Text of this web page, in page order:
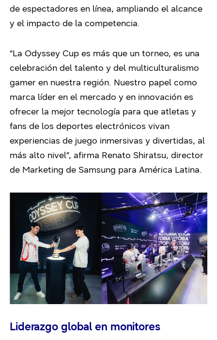
de espectadores en línea, ampliando el alcance
y el impacto de la competencia.
“La Odyssey Cup es más que un torneo, es una
celebración del talento y del multiculturalismo
gamer en nuestra región. Nuestro papel como
marca líder en el mercado y en innovación es
ofrecer la mejor tecnología para que atletas y
fans de los deportes electrónicos vivan
experiencias de juego inmersivas y divertidas, al
más alto nivel”, afirma Renato Shiratsu, director
de Marketing de Samsung para América Latina.
Liderazgo global en monitores